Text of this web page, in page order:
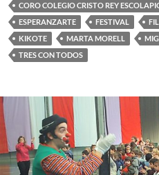
CORO COLEGIO CRISTO REY
ESPERANZARTE
FESTIVAL
KIKOTE
MARTA MORELL
TRES CON TODOS